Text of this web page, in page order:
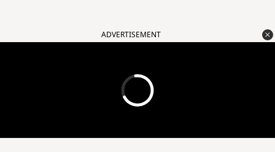
ADVERTISEMENT